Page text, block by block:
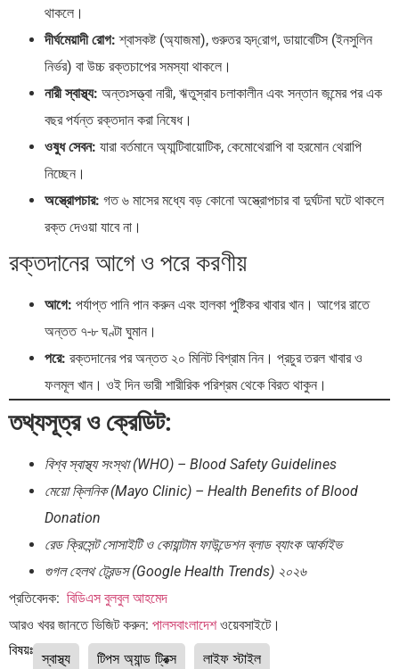
থাকলে।
দীর্ঘমেয়াদী রোগ: শ্বাসকষ্ট (অ্যাজমা), গুরুতর হৃদ্‌রোগ, ডায়াবেটিস (ইনসুলিন
নির্ভর) বা উচ্চ রক্তচাপের সমস্যা থাকলে।
নারী স্বাস্থ্য: অন্তঃসত্ত্বা নারী, ঋতুস্রাব চলাকালীন এবং সন্তান জন্মের পর এক
বছর পর্যন্ত রক্তদান করা নিষেধ।
ওষুধ সেবন: যারা বর্তমানে অ্যান্টিবায়োটিক, কেমোথেরাপি বা হরমোন থেরাপি
নিচ্ছেন।
অস্ত্রোপচার: গত ৬ মাসের মধ্যে বড় কোনো অস্ত্রোপচার বা দুর্ঘটনা ঘটে থাকলে
রক্ত দেওয়া যাবে না।
রক্তদানের আগে ও পরে করণীয়
আগে: পর্যাপ্ত পানি পান করুন এবং হালকা পুষ্টিকর খাবার খান। আগের রাতে
অন্তত ৭-৮ ঘণ্টা ঘুমান।
পরে: রক্তদানের পর অন্তত ২০ মিনিট বিশ্রাম নিন। প্রচুর তরল খাবার ও
ফলমূল খান। ওই দিন ভারী শারীরিক পরিশ্রম থেকে বিরত থাকুন।
তথ্যসূত্র ও ক্রেডিট:
বিশ্ব স্বাস্থ্য সংস্থা (WHO) – Blood Safety Guidelines
মেয়ো ক্লিনিক (Mayo Clinic) – Health Benefits of Blood
Donation
রেড ক্রিসেন্ট সোসাইটি ও কোয়ান্টাম ফাউন্ডেশন ব্লাড ব্যাংক আর্কাইভ
গুগল হেলথ ট্রেন্ডস (Google Health Trends) ২০২৬
প্রতিবেদক: বিডিএস বুলবুল আহমেদ
আরও খবর জানতে ভিজিট করুন: পালসবাংলাদেশওয়েবসাইটে।
বিষয়ঃ স্বাস্থ্য টিপস অ্যান্ড ট্রিক্স লাইফ স্টাইল